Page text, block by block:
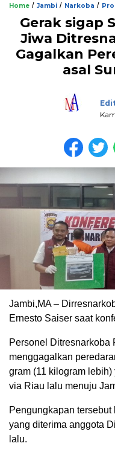
Home / Jambi / Narkoba /
Gerak sigap
Jiwa
Gagalkan
asal
Jambi,MA –
Ernesto Saiser saat
Personel Ditresnarkoba
menggagalkan
gram (11 kilogram
via Riau lalu menuju
Pengungkapan
yang diterima anggota
lalu.